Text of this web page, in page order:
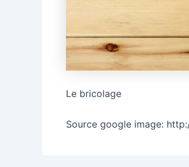
Le bricolage
Source google image: